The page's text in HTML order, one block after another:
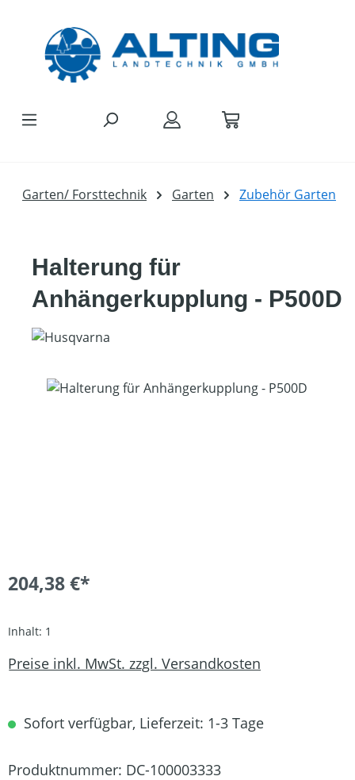
Garten/ Forsttechnik Garten Zubehör Garten
Halterung für
Anhängerkupplung - P500D
Bildergalerie überspringen
204,38 €*
Inhalt: 1
Preise inkl. MwSt. zzgl. Versandkosten
Sofort verfügbar, Lieferzeit: 1-3 Tage
Produktnummer: DC-100003333